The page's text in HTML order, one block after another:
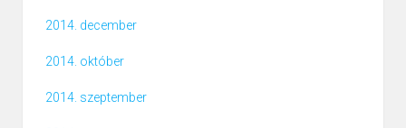
2014. december
2014. október
2014. szeptember